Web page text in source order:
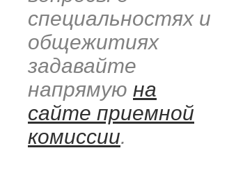
специальностях и
общежитиях
задавайте
напрямую на
сайте приемной
комиссии.